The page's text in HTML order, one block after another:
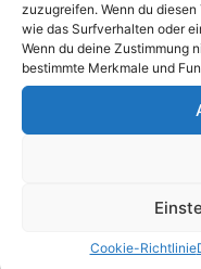
zuzugreifen. Wenn du
wie das Surfverhalten oder
Wenn du deine Zustimmung
bestimmte Merkmale und
Cookie-Richtlinie
Trainer Jürgen